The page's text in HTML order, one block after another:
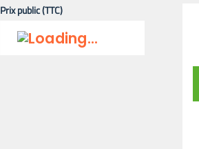
Prix public (TTC)